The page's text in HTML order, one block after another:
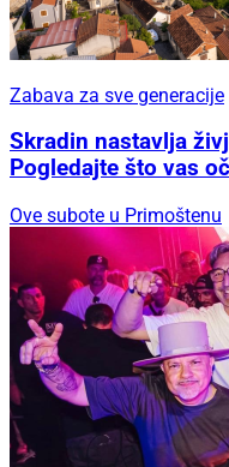
Zabava za sve generacije
Skradin nastavlja
Pogledajte što vas
Ove subote u Primoštenu